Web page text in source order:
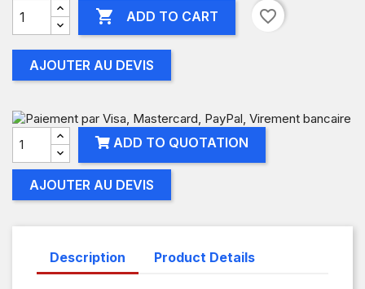
 ADD TO CART favorite_border
AJOUTER AU DEVIS
ADD TO QUOTATION
AJOUTER AU DEVIS
Description Product Details